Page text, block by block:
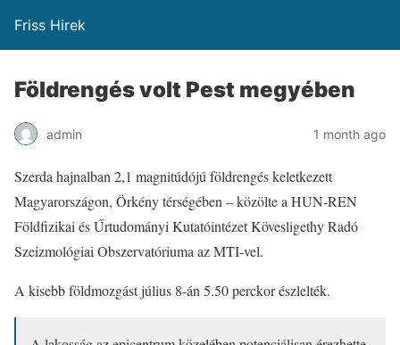
Friss Hirek
Földrengés volt Pest megyében
admin 1 month ago
Szerda hajnalban 2,1 magnitúdójú földrengés keletkezett
Magyarországon, Örkény térségében – közölte a HUN-REN
Földfizikai és Űrtudományi Kutatóintézet Kövesligethy Radó
Szeizmológiai Obszervatóriuma az MTI-vel.
A kisebb földmozgást július 8-án 5.50 perckor észlelték.